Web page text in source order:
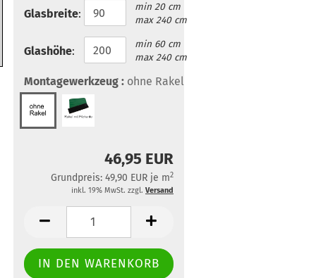
Glasbreite:
min 20 cm
max 240 cm
Glashöhe:
min 60 cm
max 240 cm
Montagewerkzeug : ohne Rakel
46,95 EUR
Grundpreis: 49,90 EUR je m2
inkl. 19% MwSt. zzgl. Versand